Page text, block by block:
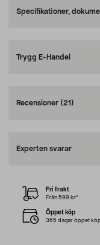
Specifikationer,
Trygg E-Handel
Recensioner (21)
Experten svarar
Fri frakt
Från 599 kr*
Öppet köp
365 dagar öppet köp